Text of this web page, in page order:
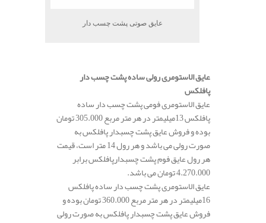
عایق صوتی پشت چسب دار
عایق الاستومری رولی ساده پشت چسب دار
پافلکس
عایق الاستومری فومی پشت چسب دار ساده
پافلکس 13میلیمتر در هر متر مربع 305.000 تومان
بوده و فروش عایق پشت چسبدار پافلکس به
صورت رولی می باشد و هر رول 14 متر است، قیمت
هر رول عایق فوم پشت چسبدارپافلکس برابر
4.270.000 تومان می باشد.
عایق الاستومری پشت چسب دار ساده پافلکس
16میلیمتر در هر متر مربع 360.000 تومان بوده و
فروش عایق پشت چسبدار پافلکس به صورت رولی